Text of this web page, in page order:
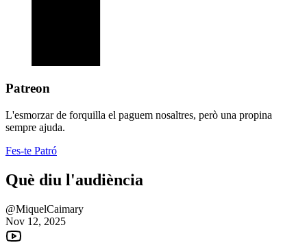
Patreon
L'esmorzar de forquilla el paguem nosaltres, però una propina
sempre ajuda.
Fes-te Patró
Què diu l'audiència
@MiquelCaimary
Nov 12, 2025